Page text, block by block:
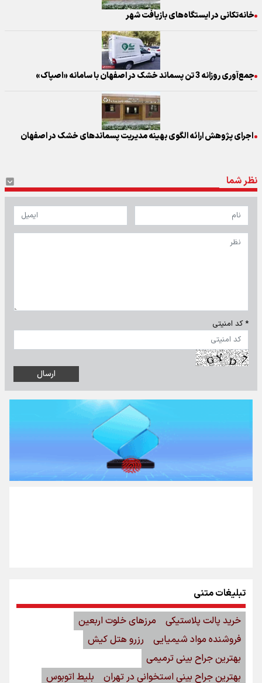
خانه‌تکانی در ایستگاه‌های بازیافت شهر
جمع‌آوری روزانه 3 تن پسماند خشک در اصفهان با سامانه «اصپاک»
​ اجرای پژوهش ارائه الگوی بهینه مدیریت پسماندهای خشک در اصفهان
نظر شما
* کد امنیتی
تبلیغات متنی
خرید پالت پلاستیکی
مرزهای خلوت اربعین
فروشنده مواد شیمیایی
رزرو هتل کیش
بهترین جراح بینی ترمیمی
بهترین جراح بینی استخوانی در تهران
بلیط اتوبوس